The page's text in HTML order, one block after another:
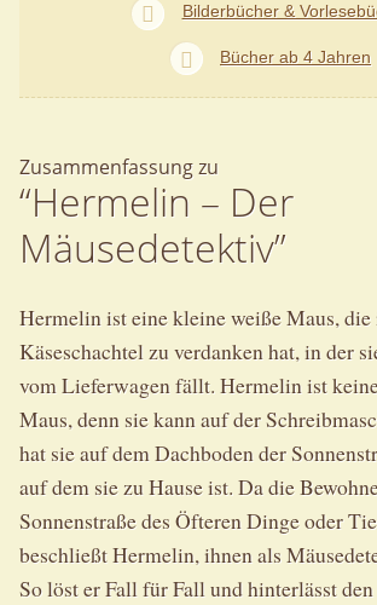
Bilderbücher &
Bücher ab 4 Jahren
Zusammenfassung zu
“Hermelin – Der
Mäusedetektiv”
Hermelin ist eine kleine weiße Maus,
Käseschachtel zu verdanken hat, in der
vom Lieferwagen fällt. Hermelin ist
Maus, denn sie kann auf der
hat sie auf dem Dachboden der
auf dem sie zu Hause ist. Da die
Sonnenstraße des Öfteren Dinge oder
beschließt Hermelin, ihnen als
So löst er Fall für Fall und hinterlässt